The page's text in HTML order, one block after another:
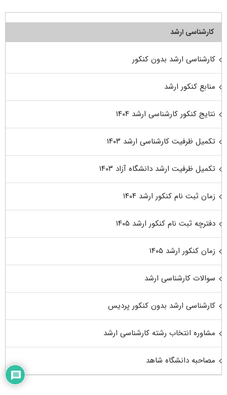
کارشناسی ارشد
کارشناسی ارشد بدون کنکور
منابع کنکور ارشد
نتایج کنکور کارشناسی ارشد ۱۴۰۴
تکمیل ظرفیت کارشناسی ارشد ۱۴۰۳
تکمیل ظرفیت ارشد دانشگاه آزاد ۱۴۰۳
زمان ثبت نام کنکور ارشد ۱۴۰۴
دفترچه ثبت نام کنکور ارشد ۱۴۰۵
زمان کنکور ارشد ۱۴۰۵
سوالات کارشناسی ارشد
کارشناسی ارشد بدون کنکور پردیس
مشاوره انتخاب رشته کارشناسی ارشد
مصاحبه دانشگاه شاهد